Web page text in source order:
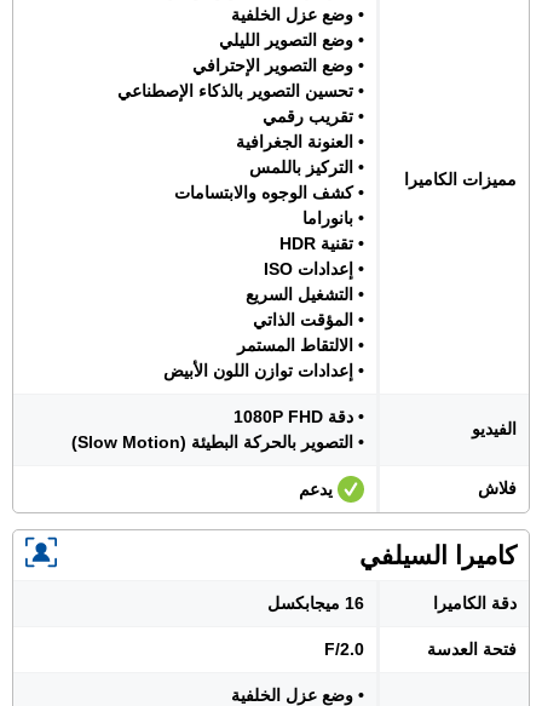
مميزات الكاميرا
• وضع عزل الخلفية
• وضع التصوير الليلي
• وضع التصوير الإحترافي
• تحسين التصوير بالذكاء الإصطناعي
• تقريب رقمي
• العنونة الجغرافية
• التركيز باللمس
• كشف الوجوه والابتسامات
• بانوراما
• تقنية HDR
• إعدادات ISO
• التشغيل السريع
• المؤقت الذاتي
• الالتقاط المستمر
• إعدادات توازن اللون الأبيض
الفيديو
• دقة 1080P FHD
• التصوير بالحركة البطيئة (Slow Motion)
فلاش يدعم
كاميرا السيلفي
دقة الكاميرا 16 ميجابكسل
فتحة العدسة F/2.0
• وضع عزل الخلفية